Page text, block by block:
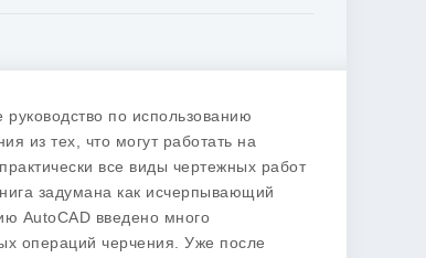
по использованию
из тех, что могут работать на
все виды чертежных работ
задумана как исчерпывающий
AutoCAD введено много
операций черчения. Уже после